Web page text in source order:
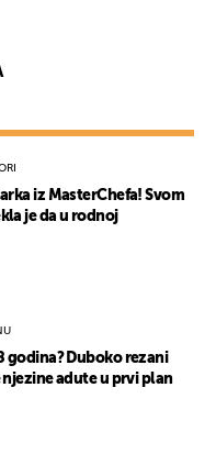
iz MasterChefa! Svom
je da u rodnoj
godina? Duboko rezani
njezine adute u prvi plan